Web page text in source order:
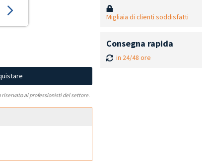
ai professionisti del settore.
Migliaia di clienti soddisfatti
Consegna rapida
in 24/48 ore